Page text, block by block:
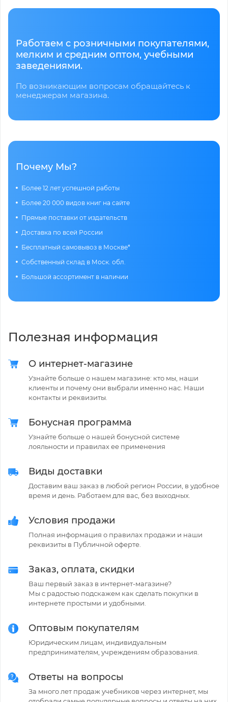
Работаем с розничными покупателями,
мелким и средним оптом, учебными
заведениями.
По возникающим вопросам обращайтесь к
менеджерам магазина.
Почему Мы?
Более 12 лет успешной работы
Более 20 000 видов книг на сайте
Прямые поставки от издательств
Доставка по всей России
Бесплатный самовывоз в Москве*
Собственный склад в Моск. обл.
Большой ассортимент в наличии
Полезная информация
О интернет-магазине
Узнайте больше о нашем магазине: кто мы, наши
клиенты и почему они выбрали именно нас. Наши
контакты и реквизиты.
Бонусная программа
Узнайте больше о нашей бонусной системе
лояльности и правилах ее применения
Виды доставки
Доставим ваш заказ в любой регион России, в удобное
время и день. Работаем для вас, без выходных.
Условия продажи
Полная информация о правилах продажи и наши
реквизиты в Публичной оферте.
Заказ, оплата, скидки
Ваш первый заказ в интернет-магазине?
Мы с радостью подскажем как сделать покупки в
интернете простыми и удобными.
Оптовым покупателям
Юридическим лицам, индивидуальным
предпринимателям, учреждениям образования.
Ответы на вопросы
За много лет продаж учебников через интернет, мы